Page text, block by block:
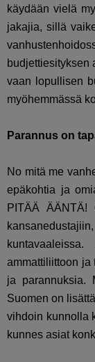
käydään vielä
jakajia, sillä
budjettiesityksen
vaan lopullisen
myöhemmässä
Parannus on
No mitä me
epäkohtia ja
PITÄÄ ÄÄNTÄ!
ammattiliittoon ja
ja parannuksia.
Suomen on
vihdoin kunnolla
kunnes asiat